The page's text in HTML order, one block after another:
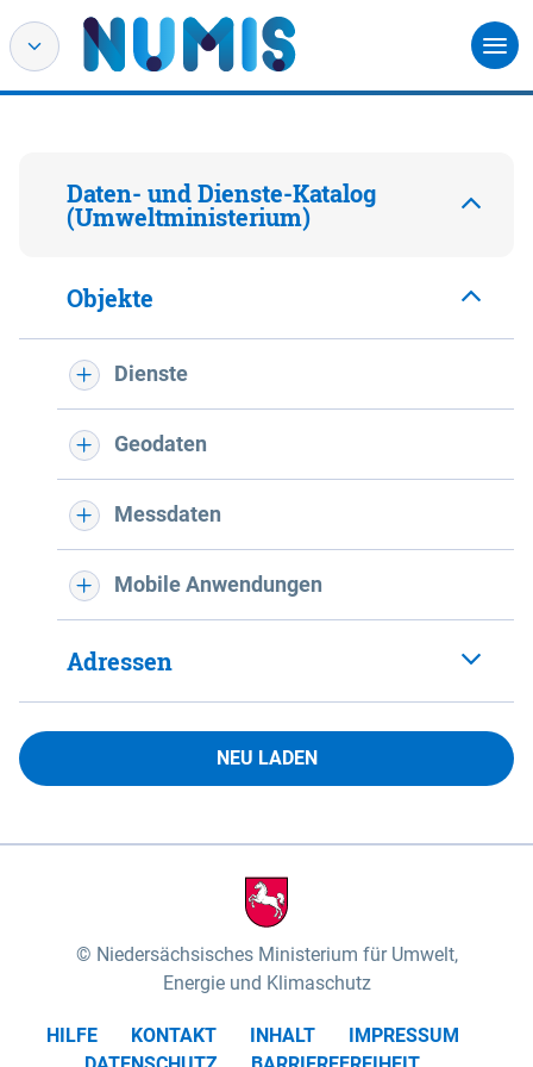
Daten- und Dienste-Katalog
(Umweltministerium)
Objekte
Dienste
Geodaten
Messdaten
Mobile Anwendungen
Adressen
NEU LADEN
Niedersächsisches Ministerium für Umwelt,
Energie und Klimaschutz
HILFE KONTAKT INHALT
IMPRESSUM